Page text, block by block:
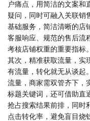
户痛点，用简洁的文案和
疑问，同时可融入关联销
基础服务，简洁清晰的店
客服响应、规范的售后流
考核店铺权重的重要指标。
其次，精准获取流量，实
有流量，转化就无从谈起
流量，商家需双管齐下，
标题关键词，还可借助直
抢占搜索结果前排，同时
点击转化率，避免盲目烧